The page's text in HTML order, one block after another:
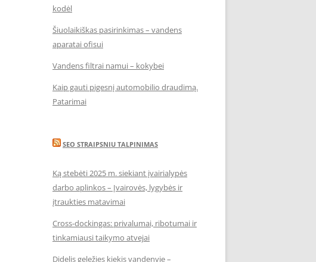
kodėl
Šiuolaikiškas pasirinkimas – vandens
aparatai ofisui
Vandens filtrai namui – kokybei
Kaip gauti pigesnį automobilio draudimą.
Patarimai
SEO STRAIPSNIU TALPINIMAS
Ką stebėti 2025 m. siekiant įvairialypės
darbo aplinkos – Įvairovės, lygybės ir
įtraukties matavimai
Cross-dockingas: privalumai, ribotumai ir
tinkamiausi taikymo atvejai
Didelis geležies kiekis vandenyje –